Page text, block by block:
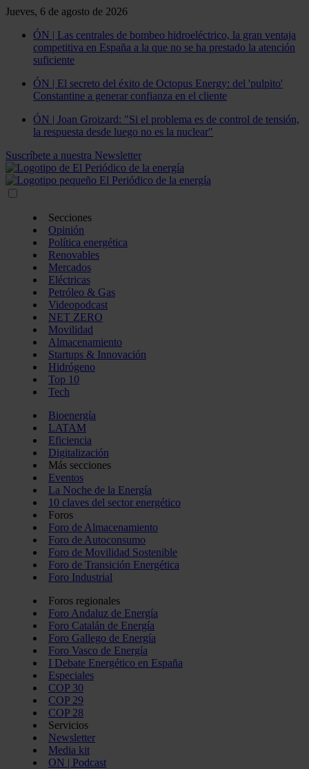
Jueves, 6 de agosto de 2026
ÓN | Las centrales de bombeo hidroeléctrico, la gran ventaja
competitiva en España a la que no se ha prestado la atención
suficiente
ÓN | El secreto del éxito de Octopus Energy: del 'pulpito'
Constantine a generar confianza en el cliente
ÓN | Joan Groizard: "Si el problema es de control de tensión,
la respuesta desde luego no es la nuclear"
Suscríbete a nuestra Newsletter
Secciones
Opinión
Política energética
Renovables
Mercados
Eléctricas
Petróleo & Gas
Videopodcast
NET ZERO
Movilidad
Almacenamiento
Startups & Innovación
Hidrógeno
Top 10
Tech
Bioenergía
LATAM
Eficiencia
Digitalización
Más secciones
Eventos
La Noche de la Energía
10 claves del sector energético
Foros
Foro de Almacenamiento
Foro de Autoconsumo
Foro de Movilidad Sostenible
Foro de Transición Energética
Foro Industrial
Foros regionales
Foro Andaluz de Energía
Foro Catalán de Energía
Foro Gallego de Energía
Foro Vasco de Energía
I Debate Energético en España
Especiales
COP 30
COP 29
COP 28
Servicios
Newsletter
Media kit
ON | Podcast